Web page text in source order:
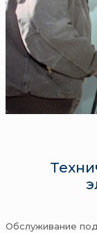
Обслуживание